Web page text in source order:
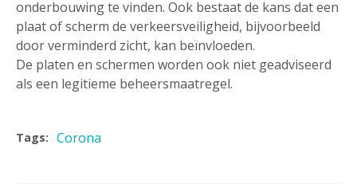
onderbouwing te vinden. Ook bestaat de kans dat een
plaat of scherm de verkeersveiligheid, bijvoorbeeld
door verminderd zicht, kan beïnvloeden.
De platen en schermen worden ook niet geadviseerd
als een legitieme beheersmaatregel.
Tags: Corona